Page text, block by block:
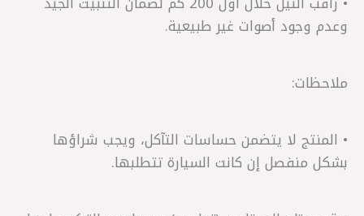
وعدم وجود أصوات غير طبيعية.
ملاحظات:
• المنتج لا يتضمن حساسات التآكل، ويجب شراؤها
بشكل منفصل إن كانت السيارة تتطلبها.